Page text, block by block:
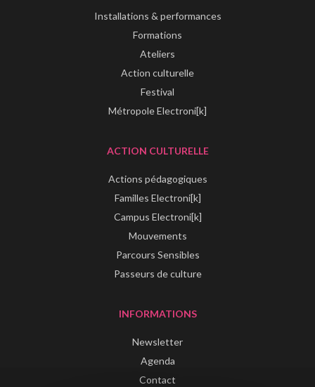
Installations & performances
Formations
Ateliers
Action culturelle
Festival
Métropole Electroni[k]
ACTION CULTURELLE
Actions pédagogiques
Familles Electroni[k]
Campus Electroni[k]
Mouvements
Parcours Sensibles
Passeurs de culture
INFORMATIONS
Newsletter
Agenda
Contact